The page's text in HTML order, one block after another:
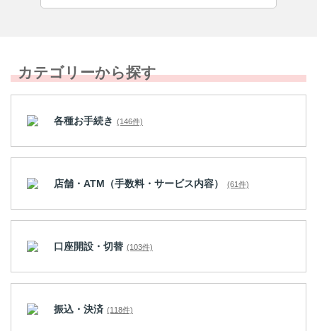
カテゴリーから探す
各種お手続き (146件)
店舗・ATM（手数料・サービス内容） (61件)
口座開設・切替 (103件)
振込・決済 (118件)